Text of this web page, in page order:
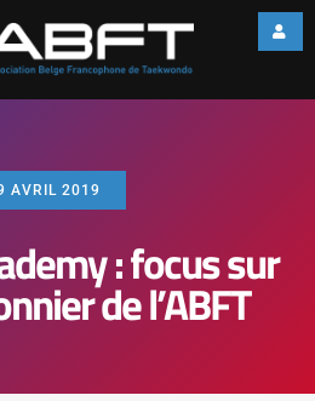
AVRIL 2019
: focus sur
de l’ABFT